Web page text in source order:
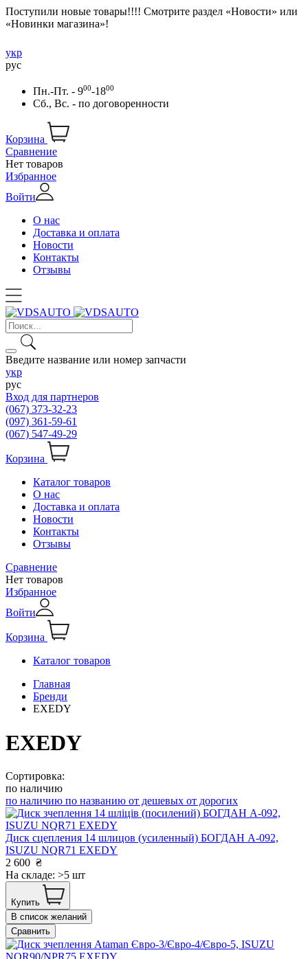
Поступили новые товары!!!! Смотрите раздел «Новости» или
«Новинки магазина»!
укр
рус
Пн.-Пт. - 900-1800
Сб., Вс. - по договоренности
Корзина
Сравнение
Нет товаров
Избранное
Войти
О нас
Доставка и оплата
Новости
Контакты
Отзывы
Введите название или номер запчасти
укр
рус
Вход для партнеров
(067) 373-32-23
(097) 361-59-61
(067) 547-49-29
Корзина
Каталог товаров
О нас
Доставка и оплата
Новости
Контакты
Отзывы
Сравнение
Нет товаров
Избранное
Войти
Корзина
Каталог товаров
Главная
Бренди
EXEDY
EXEDY
Сортировка:
по наличию
по наличию по названию от дешевых от дорогих
Диск сцепления 14 шлицов (усиленный) БОГДАН А-092,
ISUZU NQR71 EXEDY
2 600 ₴
На складе: >5 шт
Купить
В список желаний
Сравнить